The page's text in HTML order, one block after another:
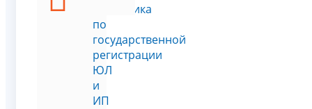
Статистика
по
государственной
регистрации
ЮЛ
и
ИП